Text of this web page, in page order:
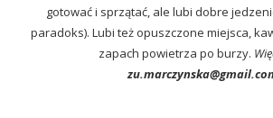
gotować i sprzątać, ale lubi dobre
paradoks). Lubi też opuszczone miejsca,
zapach powietrza po burzy.